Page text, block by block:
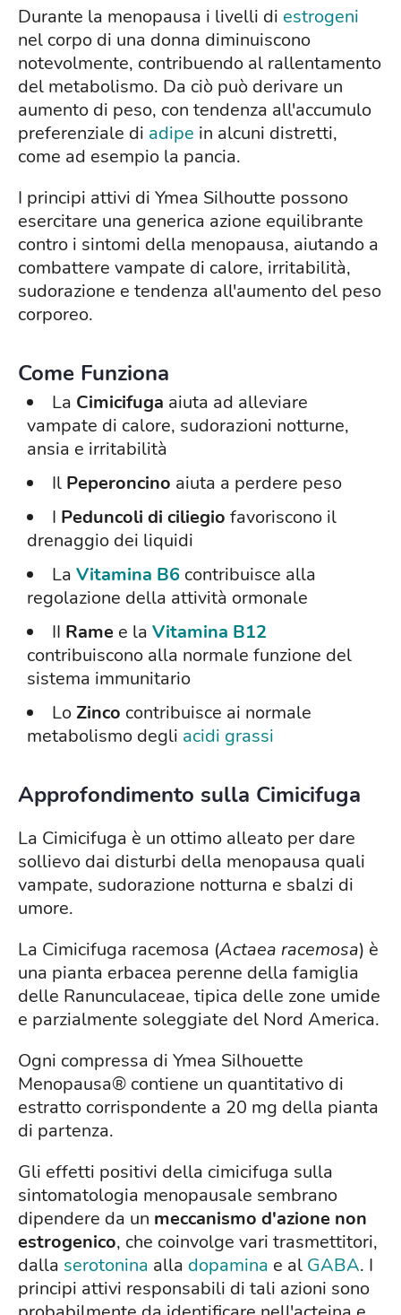
Durante la menopausa i livelli di estrogeni
nel corpo di una donna diminuiscono
notevolmente, contribuendo al rallentamento
del metabolismo. Da ciò può derivare un
aumento di peso, con tendenza all'accumulo
preferenziale di adipe in alcuni distretti,
come ad esempio la pancia.
I principi attivi di Ymea Silhoutte possono
esercitare una generica azione equilibrante
contro i sintomi della menopausa, aiutando a
combattere vampate di calore, irritabilità,
sudorazione e tendenza all'aumento del peso
corporeo.
Come Funziona
La Cimicifuga aiuta ad alleviare
vampate di calore, sudorazioni notturne,
ansia e irritabilità
Il Peperoncino aiuta a perdere peso
I Peduncoli di ciliegio favoriscono il
drenaggio dei liquidi
La Vitamina B6 contribuisce alla
regolazione della attività ormonale
II Rame e la Vitamina B12
contribuiscono alla normale funzione del
sistema immunitario
Lo Zinco contribuisce ai normale
metabolismo degli acidi grassi
Approfondimento sulla Cimicifuga
La Cimicifuga è un ottimo alleato per dare
sollievo dai disturbi della menopausa quali
vampate, sudorazione notturna e sbalzi di
umore.
La Cimicifuga racemosa (Actaea racemosa) è
una pianta erbacea perenne della famiglia
delle Ranunculaceae, tipica delle zone umide
e parzialmente soleggiate del Nord America.
Ogni compressa di Ymea Silhouette
Menopausa® contiene un quantitativo di
estratto corrispondente a 20 mg della pianta
di partenza.
Gli effetti positivi della cimicifuga sulla
sintomatologia menopausale sembrano
dipendere da un meccanismo d'azione non
estrogenico, che coinvolge vari trasmettitori,
dalla serotonina alla dopamina e al GABA. I
principi attivi responsabili di tali azioni sono